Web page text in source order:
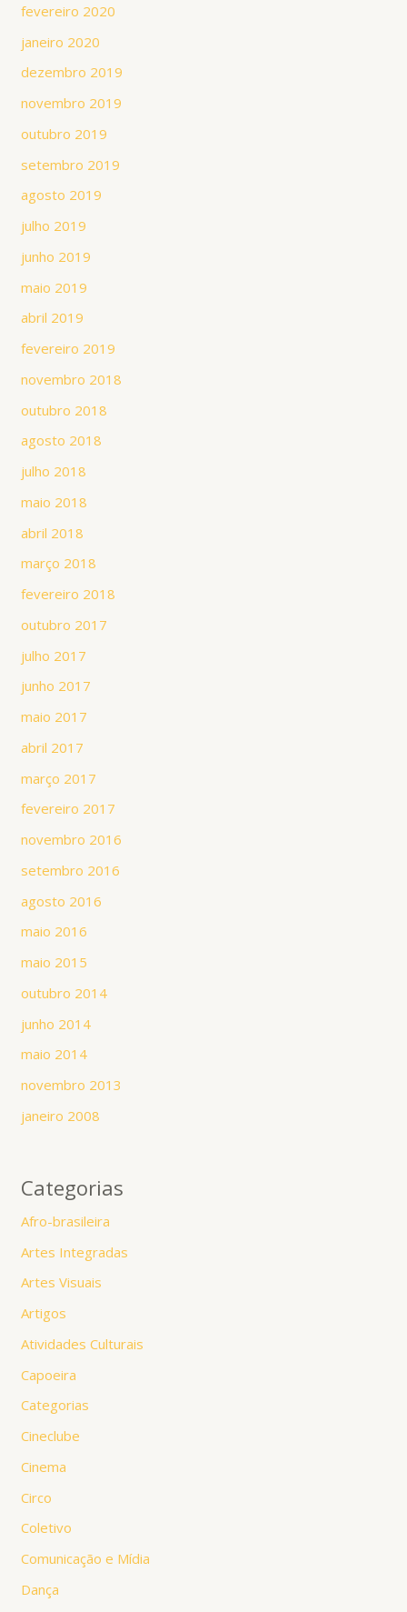
fevereiro 2020
janeiro 2020
dezembro 2019
novembro 2019
outubro 2019
setembro 2019
agosto 2019
julho 2019
junho 2019
maio 2019
abril 2019
fevereiro 2019
novembro 2018
outubro 2018
agosto 2018
julho 2018
maio 2018
abril 2018
março 2018
fevereiro 2018
outubro 2017
julho 2017
junho 2017
maio 2017
abril 2017
março 2017
fevereiro 2017
novembro 2016
setembro 2016
agosto 2016
maio 2016
maio 2015
outubro 2014
junho 2014
maio 2014
novembro 2013
janeiro 2008
Categorias
Afro-brasileira
Artes Integradas
Artes Visuais
Artigos
Atividades Culturais
Capoeira
Categorias
Cineclube
Cinema
Circo
Coletivo
Comunicação e Mídia
Dança